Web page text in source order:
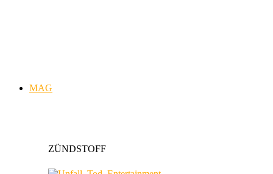
MAG
ZÜNDSTOFF